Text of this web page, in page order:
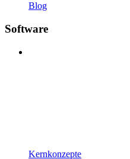
Blog
Software
Kernkonzepte